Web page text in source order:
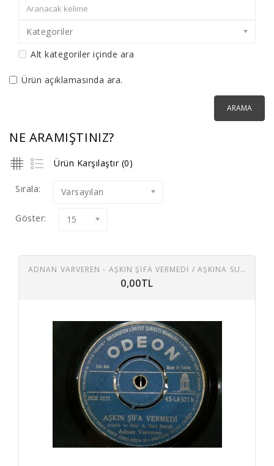
Kategoriler
Alt kategoriler içinde ara
Ürün açıklamasında ara.
NE ARAMIŞTINIZ?
Ürün Karşılaştır (0)
Sırala: Varsayılan
Göster: 15
ADNAN VARVEREN - AŞKIN ŞIFA VERMEDI / AŞKINA SUSADIM YANDIM
0,00TL